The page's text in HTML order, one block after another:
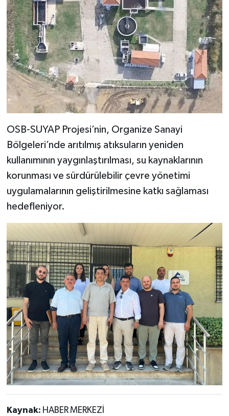
OSB-SUYAP Projesi’nin, Organize Sanayi
Bölgeleri’nde arıtılmış atıksuların yeniden
kullanımının yaygınlaştırılması, su kaynaklarının
korunması ve sürdürülebilir çevre yönetimi
uygulamalarının geliştirilmesine katkı sağlaması
hedefleniyor.
Kaynak: HABER MERKEZİ